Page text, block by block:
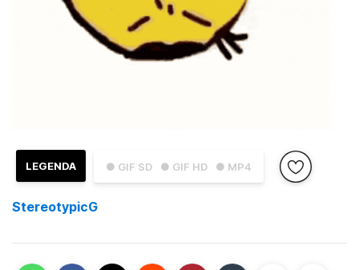
● GIF SD ● GIF HD ● MP4
LEGENDA
StereotypicG